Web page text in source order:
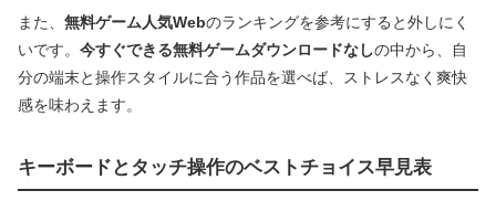
また、 無料ゲーム人気Webのランキングを参考にすると外しにく
いです。 今すぐできる無料ゲームダウンロードなしの中から、自
分の端末と操作スタイルに合う作品を選べば、ストレスなく爽快
感を味わえます。
キーボードとタッチ操作のベストチョイス早見表